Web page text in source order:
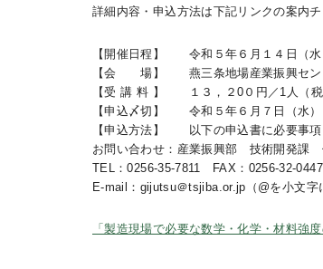
詳細内容・申込方法は下記リンクの案内チ
【開催日程】 令和５年６月１４日（
【会 場】 燕三条地場産業振興セン
【受 講 料 】 １３，２0０円／1人（税
【申込〆切】 令和５年６月７日（水）
【申込方法】 以下の申込書に必要事項
お問い合わせ：産業振興部 技術開発課
TEL：0256-35-7811 FAX：0256-32-0447
E-mail：gijutsu＠tsjiba.or.jp（@を小文字
「製造現場で必要な数学・化学・材料強